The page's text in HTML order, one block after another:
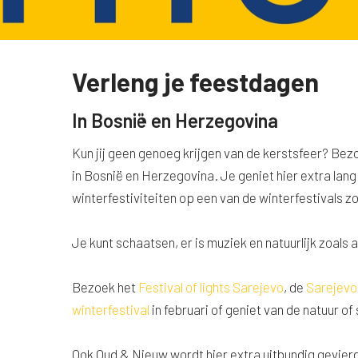
Verleng je feestdagen
In Bosnië en Herzegovina
Kun jij geen genoeg krijgen van de kerstsfeer?
in Bosnië en Herzegovina. Je geniet hier extra
winterfestiviteiten op een van de winterfestivals
Je kunt schaatsen, er is muziek en natuurlijk zoals
Bezoek het Festival of lights Sarejevo, de
winterfestival in februari of geniet van de natuur of
Ook Oud & Nieuw wordt hier extra uitbundig